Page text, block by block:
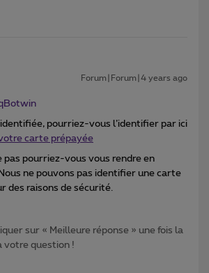
Forum|Forum|4 years ago
identifiée, pourriez-vous l’identifier par ici
carte prépayée
pas pourriez-vous vous rendre en
ne pouvons pas identifier une carte
des raisons de sécurité.
sur « Meilleure réponse » une fois la
votre question !